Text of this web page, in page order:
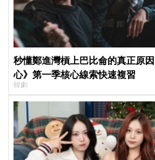
秒懂鄭進灣槓上巴比侖的真正原
心》第一季核心線索快速複習
韓劇